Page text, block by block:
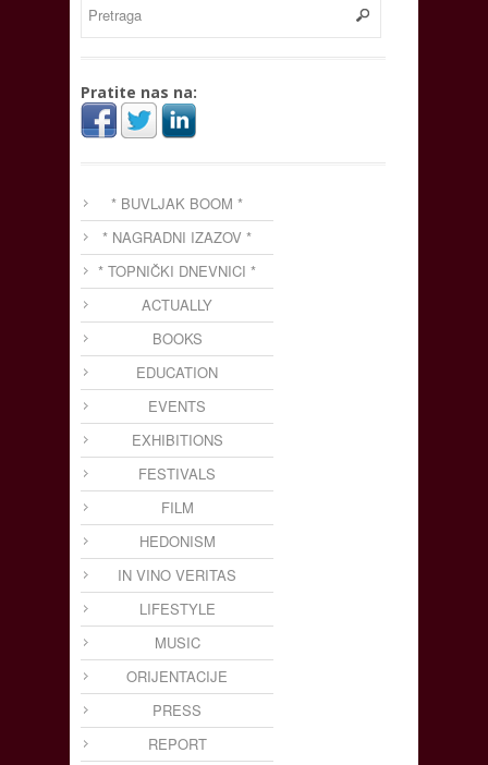
Pratite nas na:
* BUVLJAK BOOM *
* NAGRADNI IZAZOV *
* TOPNIČKI DNEVNICI *
ACTUALLY
BOOKS
EDUCATION
EVENTS
EXHIBITIONS
FESTIVALS
FILM
HEDONISM
IN VINO VERITAS
LIFESTYLE
MUSIC
ORIJENTACIJE
PRESS
REPORT